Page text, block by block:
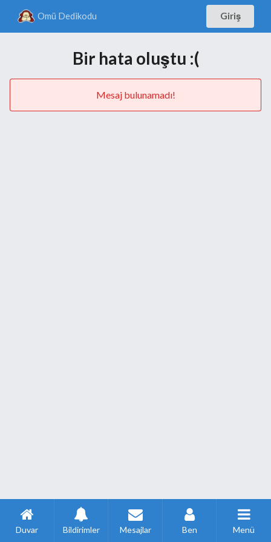
Omü Dedikodu Giriş
Bir hata oluştu :(
Mesaj bulunamadı!
Duvar Bildirimler Mesajlar Ben Menü